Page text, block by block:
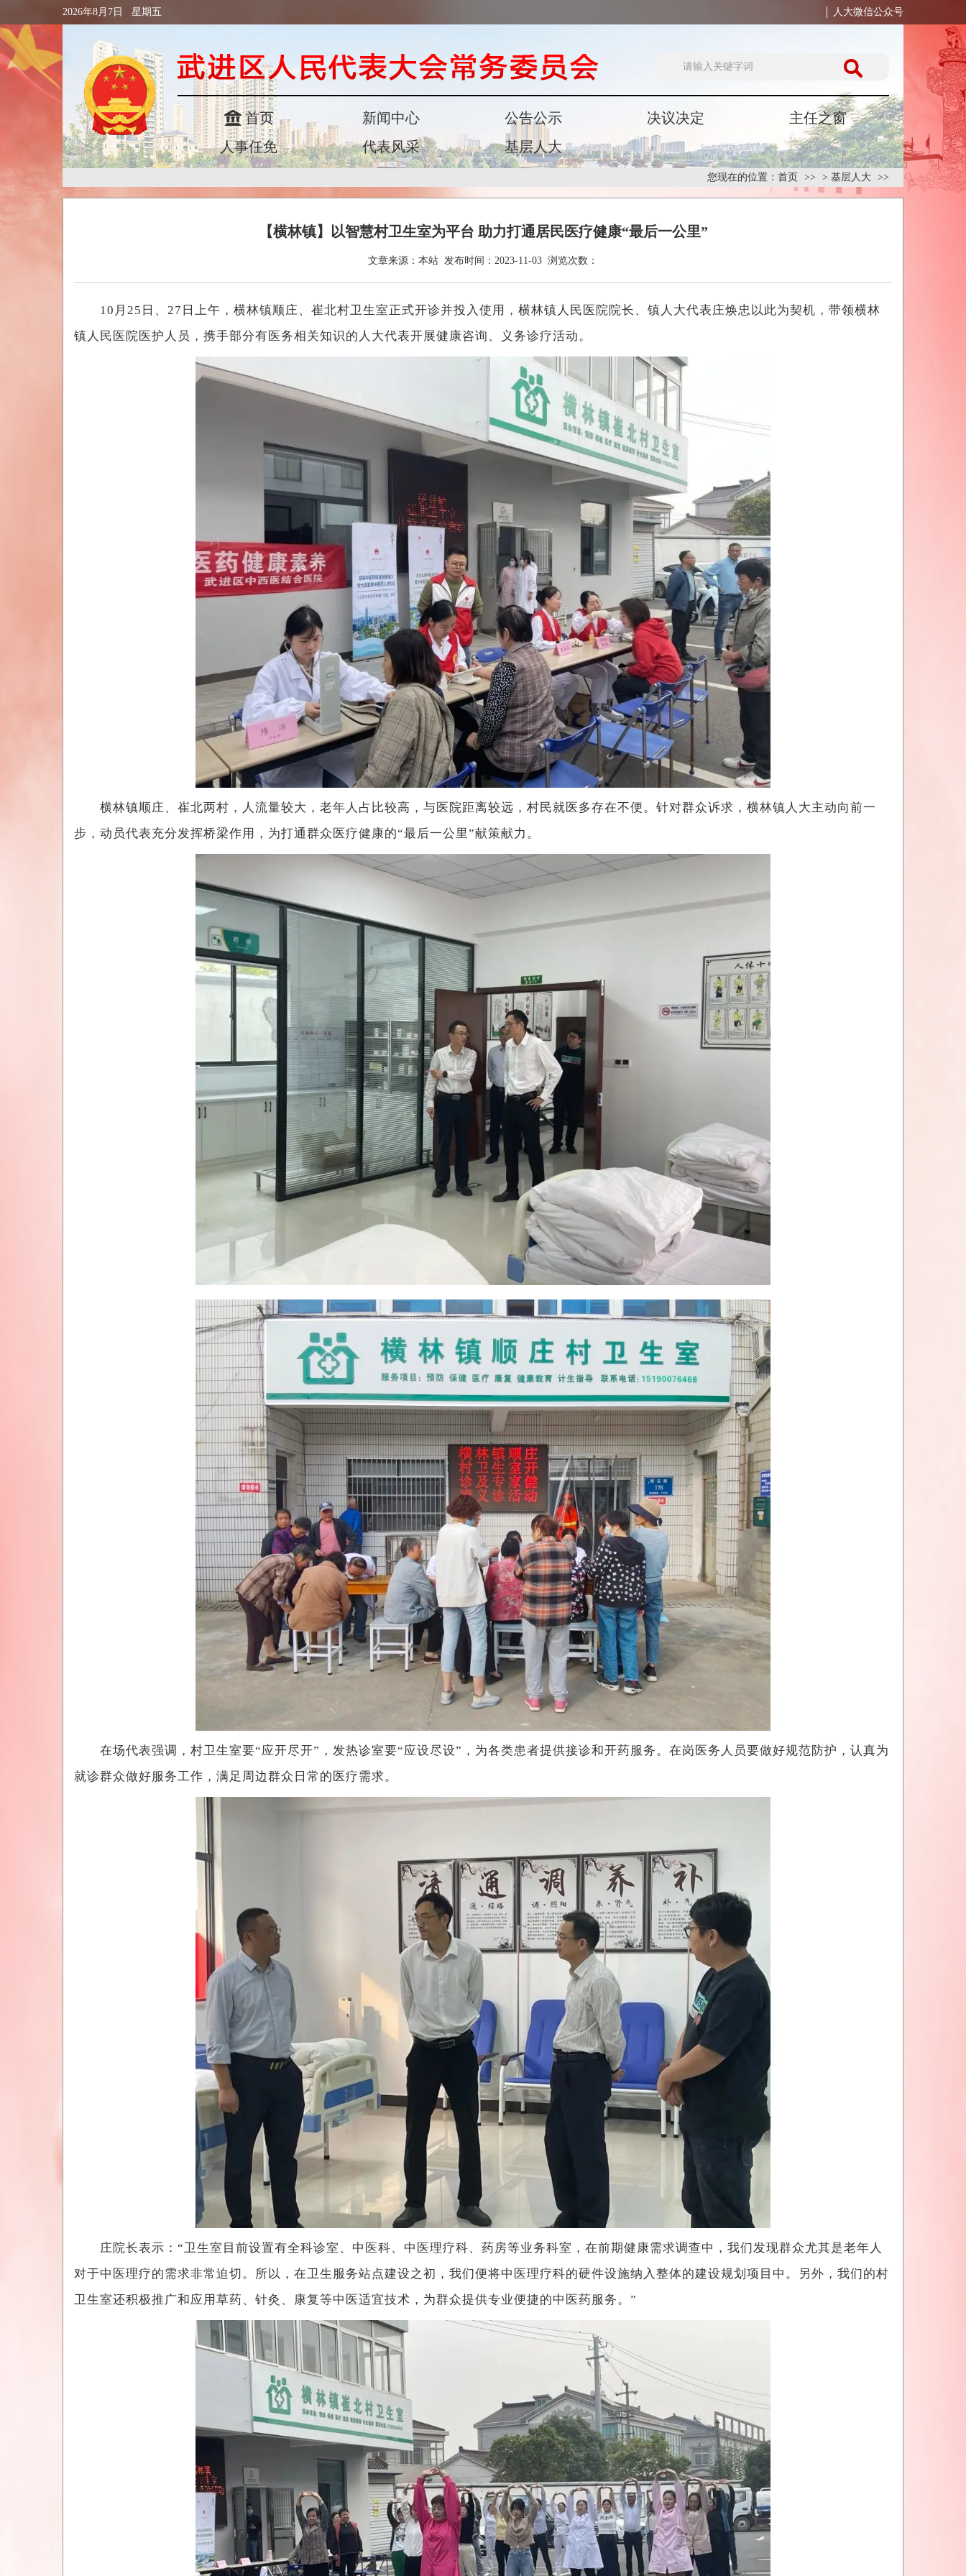
2026年8月7日 星期五 人大微信公众号
首页 新闻中心 公告公示 决议决定
主任之窗
人事任免
代表风采 基层人大
您现在的位置： 首页 > 基层人大
【横林镇】以智慧村卫生室为平台 助力打通居民医疗健康“最后一公里”
文章来源： 本站 发布时间： 2023-11-03 浏览次数：
10月25日、27日上午，横林镇顺庄、崔北村卫生室正式开诊并投入使用，横林镇人民医院院长、镇人大代表庄焕忠以此为契机，带领横林
镇人民医院医护人员，携手部分有医务相关知识的人大代表开展健康咨询、义务诊疗活动。
横林镇顺庄、崔北两村，人流量较大，老年人占比较高，与医院距离较远，村民就医多存在不便。针对群众诉求，横林镇人大主动向前一
步，动员代表充分发挥桥梁作用，为打通群众医疗健康的“最后一公里”献策献力。
在场代表强调，村卫生室要“应开尽开”，发热诊室要“应设尽设”，为各类患者提供接诊和开药服务。在岗医务人员要做好规范防护，认真为
就诊群众做好服务工作，满足周边群众日常的医疗需求。
庄院长表示：“卫生室目前设置有全科诊室、中医科、中医理疗科、药房等业务科室，在前期健康需求调查中，我们发现群众尤其是老年人
对于中医理疗的需求非常迫切。所以，在卫生服务站点建设之初，我们便将中医理疗科的硬件设施纳入整体的建设规划项目中。另外，我们的村
卫生室还积极推广和应用草药、针灸、康复等中医适宜技术，为群众提供专业便捷的中医药服务。”